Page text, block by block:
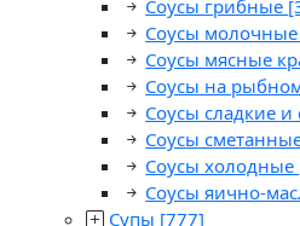
Соусы грибные
Соусы молочные
Соусы мясные
Соусы на
Соусы сладкие
Соусы
Соусы холодные
Соусы яично-
Супы [777]